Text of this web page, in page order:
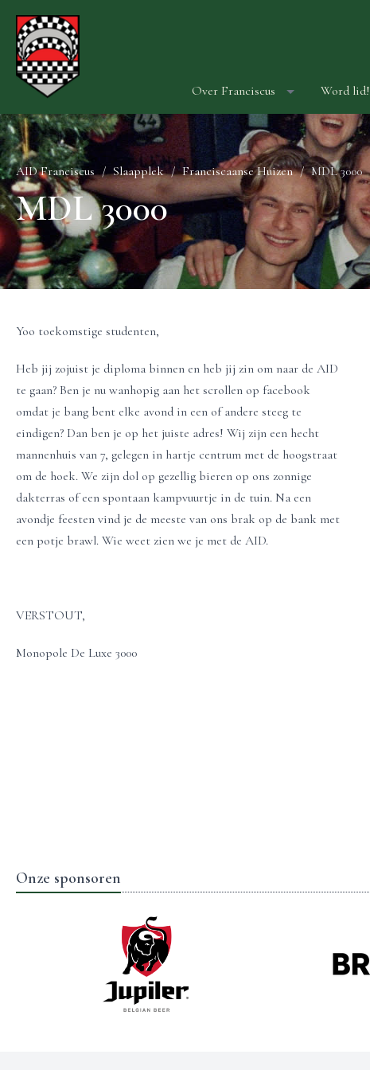
Over Franciscus Word lid!
AID Franciscus Slaapplek Franciscaanse Huizen MDL 3000
MDL 3000
Yoo toekomstige studenten,
Heb jij zojuist je diploma binnen en heb jij zin om naar de AID
te gaan? Ben je nu wanhopig aan het scrollen op facebook
omdat je bang bent elke avond in een of andere steeg te
eindigen? Dan ben je op het juiste adres! Wij zijn een hecht
mannenhuis van 7, gelegen in hartje centrum met de hoogstraat
om de hoek. We zijn dol op gezellig bieren op ons zonnige
dakterras of een spontaan kampvuurtje in de tuin. Na een
avondje feesten vind je de meeste van ons brak op de bank met
een potje brawl. Wie weet zien we je met de AID.
VERSTOUT,
Monopole De Luxe 3000
Onze sponsoren